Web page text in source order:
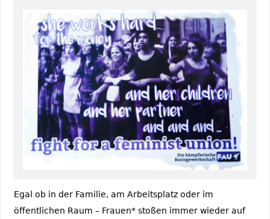
Egal ob in der Familie, am Arbeitsplatz oder im
öffentlichen Raum – Frauen* stoßen immer wieder auf